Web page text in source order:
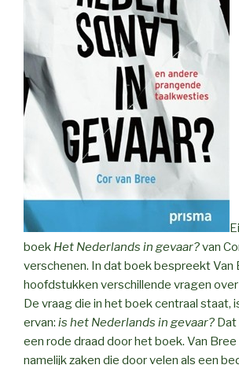
boek Het Nederlands in gevaar?van
verschenen. In dat boek bespreekt Van
hoofdstukken verschillende vragen
De vraag die in het boek centraal staat,
ervan: is het Nederlands in gevaar? Dat
een rode draad door het boek. Van
namelijk zaken die door velen als een